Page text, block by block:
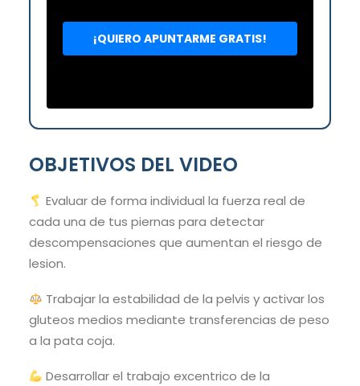
OBJETIVOS DEL VIDEO
Evaluar de forma individual la fuerza real de
cada una de tus piernas para detectar
descompensaciones que aumentan el riesgo de
lesion.
Trabajar la estabilidad de la pelvis y activar los
gluteos medios mediante transferencias de peso
a la pata coja.
Desarrollar el trabajo excentrico de la